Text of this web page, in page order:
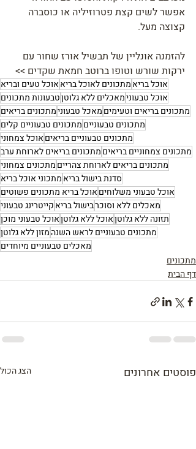
אפשר לשים קצת פטרוזיליה או כוסברה
קצוצה מעל.
להזמנה אונליין של תבשיל אורז שחור עם
ירקות שורש וטופו ברוטב חמאת שקדים >>
אוכל בריאמתכונים לאוכל בריאאוכל טעים ובריא
אוכל טבעונימאכלים ללא גלוטןטבעונות מתכונים
מתכונים בריאים וטעימיםמאכל טבעונימתכונים בריאים
מתכונים טבעונייםמתכונים טבעוניים קלים
מתכונים טבעוניים בריאיםאוכל צמחוני
מתכונים צמחוניים בריאיםמתכונים בריאים לארוחת ערב
מתכונים בריאים לארוחת צהרייםמתכונים צמחוני
סדנת בישול בריאמתכוני אוכל בריא
אוכל טבעוני משלוחיםאוכל בריא מתכונים פשוטים
מאכלים ללא וסוכרבישול בריאקייטרינג טבעוני
תזונה ללא גלוטןאוכל ללא גלוטןאוכל טבעוני מוכן
מתכונים טבעוניים לראש השנהמזון ללא גלוטן
מאכלים טבעוניים מיוחדים
מתכונים
דף הבית
פוסטים אחרונים הצג הכול